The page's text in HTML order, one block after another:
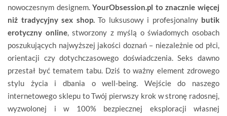
nowoczesnym designem.YourObsession.pl to znacznie więcej
niż tradycyjny sex shop.To luksusowy i profesjonalny butik
erotyczny online, stworzony z myślą o świadomych osobach
poszukujących najwyższej jakości doznań – niezależnie od płci,
orientacji czy dotychczasowego doświadczenia. Seks dawno
przestał być tematem tabu. Dziś to ważny element zdrowego
stylu życia i dbania o well-being. Wejście do naszego
internetowego sklepu to Twój pierwszy krok w stronę radosnej,
wyzwolonej i w 100% bezpiecznej eksploracji własnej